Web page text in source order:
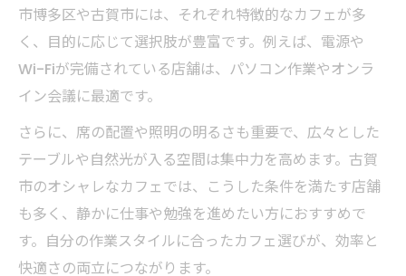
市博多区や古賀市には、それぞれ特徴的なカフェが多
く、目的に応じて選択肢が豊富です。例えば、電源や
Wi-Fiが完備されている店舗は、パソコン作業やオンラ
イン会議に最適です。
さらに、席の配置や照明の明るさも重要で、広々とした
テーブルや自然光が入る空間は集中力を高めます。古賀
市のオシャレなカフェでは、こうした条件を満たす店舗
も多く、静かに仕事や勉強を進めたい方におすすめで
す。自分の作業スタイルに合ったカフェ選びが、効率と
快適さの両立につながります。